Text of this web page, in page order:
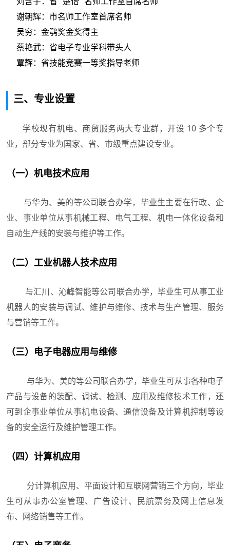
谢朝辉：市名师工作室首席名师
吴穷：金鹗奖金奖得主
蔡艳武：省电子专业学科带头人
覃辉：省技能竞赛一等奖指导老师
三、专业设置
学校现有机电、商贸服务两大专业群，开设 10 多个专
业，部分专业为国家、省、市级重点建设专业。
（一）机电技术应用
与华为、美的等公司联合办学，毕业生主要在行政、企
业、事业单位从事机械工程、电气工程、机电一体化设备和
自动生产线的安装与维护等工作。
（二）工业机器人技术应用
与汇川、沁峰智能等公司联合办学，毕业生可从事工业
机器人的安装与调试、维护与维修、技术与生产管理、服务
与营销等工作。
（三）电子电器应用与维修
与华为、美的等公司联合办学，毕业生可从事各种电子
产品与设备的装配、调试、检测、应用及维修技术工作，还
可到企事业单位从事机电设备、通信设备及计算机控制等设
备的安全运行及维护管理工作。
（四）计算机应用
分计算机应用、平面设计和互联网营销三个方向，毕业
生可从事办公室管理、广告设计、民航票务及网上信息发
布、网络销售等工作。